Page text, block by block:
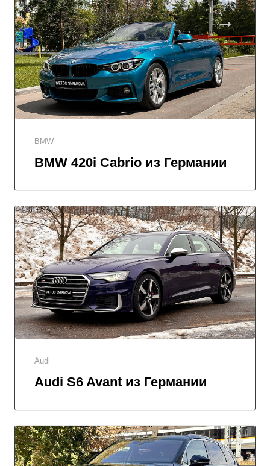
BMW
BMW 420i Cabrio из Германии
Audi
Audi S6 Avant из Германии